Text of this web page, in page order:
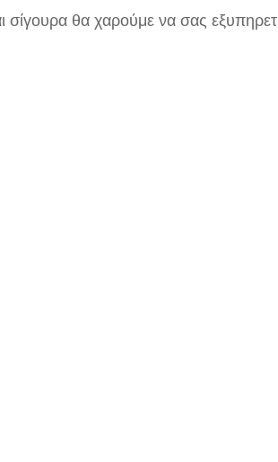
σίγουρα θα χαρούμε να σας